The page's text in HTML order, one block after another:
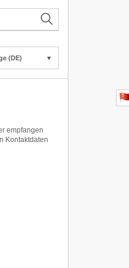
(DE) ▼
empfangen
Kontaktdaten